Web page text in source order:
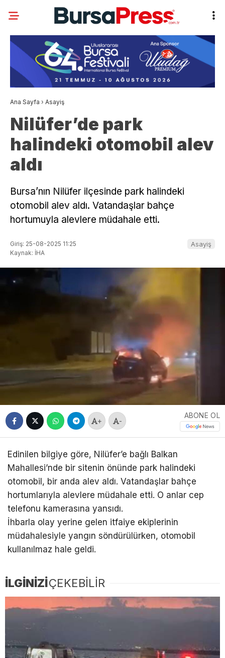
Ana Sayfa › Asayiş
Nilüfer’de park
halindeki otomobil alev
aldı
Bursa’nın Nilüfer ilçesinde park halindeki
otomobil alev aldı. Vatandaşlar bahçe
hortumuyla alevlere müdahale etti.
Giriş: 25-08-2025 11:25
Kaynak: İHA
Asayiş
+ -
ABONE OL
Edinilen bilgiye göre, Nilüfer’e bağlı Balkan
Mahallesi’nde bir sitenin önünde park halindeki
otomobil, bir anda alev aldı. Vatandaşlar bahçe
hortumlarıyla alevlere müdahale etti. O anlar cep
telefonu kamerasına yansıdı.
İhbarla olay yerine gelen itfaiye ekiplerinin
müdahalesiyle yangın söndürülürken, otomobil
kullanılmaz hale geldi.
İLGİNİZİÇEKEBİLİR